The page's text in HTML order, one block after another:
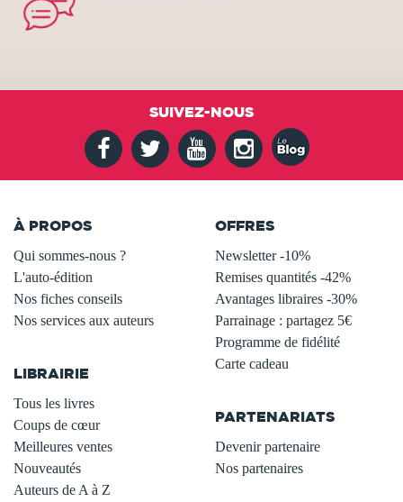
SUIVEZ-NOUS
À PROPOS
Qui sommes-nous ?
L'auto-édition
Nos fiches conseils
Nos services aux auteurs
LIBRAIRIE
Tous les livres
Coups de cœur
Meilleures ventes
Nouveautés
Auteurs de A à Z
OFFRES
Newsletter -10%
Remises quantités -42%
Avantages libraires -30%
Parrainage : partagez 5€
Programme de fidélité
Carte cadeau
PARTENARIATS
Devenir partenaire
Nos partenaires